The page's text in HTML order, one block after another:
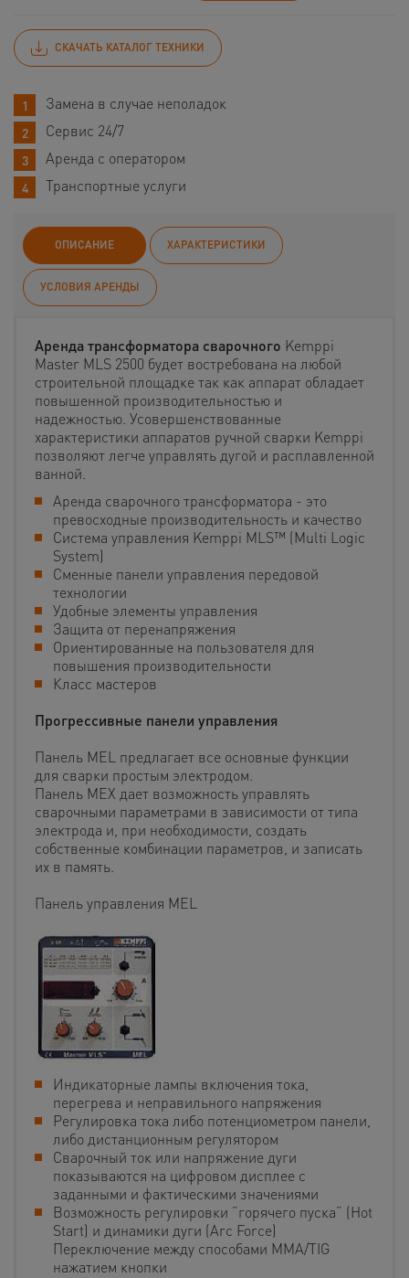
СКАЧАТЬ КАТАЛОГ ТЕХНИКИ
Замена в случае неполадок
Сервис 24/7
Аренда с оператором
Транспортные услуги
ОПИСАНИЕ ХАРАКТЕРИСТИКИ
УСЛОВИЯ АРЕНДЫ
Аренда трансформатора сварочного Kemppi
Master MLS 2500 будет востребована на любой
строительной площадке так как аппарат обладает
повышенной производительностью и
надежностью. Усовершенствованные
характеристики аппаратов ручной сварки Kemppi
позволяют легче управлять дугой и расплавленной
ванной.
Аренда сварочного трансформатора - это
превосходные производительность и качество
Система управления Kemppi MLS™ (Multi Logic
System)
Сменные панели управления передовой
технологии
Удобные элементы управления
Защита от перенапряжения
Ориентированные на пользователя для
повышения производительности
Класс мастеров
Прогрессивные панели управления
Панель MEL предлагает все основные функции
для сварки простым электродом.
Панель МЕХ дает возможность управлять
сварочными параметрами в зависимости от типа
электрода и, при необходимости, создать
собственные комбинации параметров, и записать
их в память.
Панель управления MEL
Индикаторные лампы включения тока,
перегрева и неправильного напряжения
Регулировка тока либо потенциометром панели,
либо дистанционным регулятором
Сварочный ток или напряжение дуги
показываются на цифровом дисплее с
заданными и фактическими значениями
Возможность регулировки ”горячего пуска” (Hot
Start) и динамики дуги (Arc Force)
Переключение между способами MMA/TIG
нажатием кнопки